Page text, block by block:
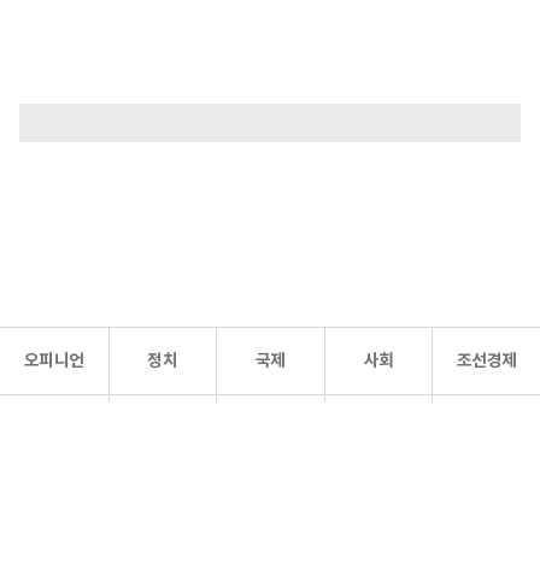
오피니언 정치 국제 사회 조선경제